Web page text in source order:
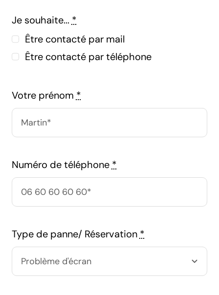
Je souhaite... *
Être contacté par mail
Être contacté par téléphone
Votre prénom *
Numéro de téléphone *
Type de panne/ Réservation *